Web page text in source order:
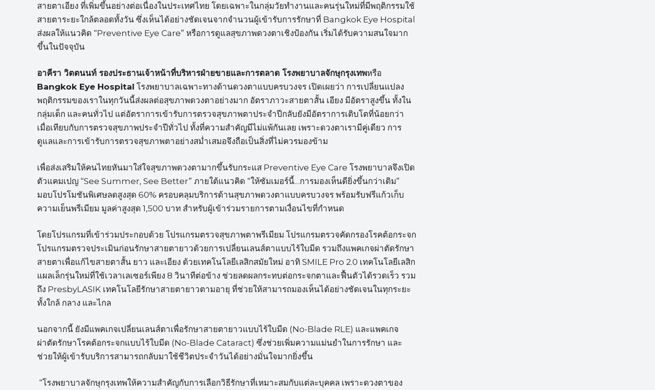
สายตาเอียง ที่เพิ่มขึ้นอย่างต่อเนื่องในประเทศไทย โดยเฉพาะในกลุ่มวัยทำงานและคนรุ่นใหม่ที่มีพฤติกรรมใช้
สายตาระยะใกล้ตลอดทั้งวัน ซึ่งเห็นได้อย่างชัดเจนจากจำนวนผู้เข้ารับการรักษาที่ Bangkok Eye Hospital
ส่งผลให้แนวคิด “Preventive Eye Care” หรือการดูแลสุขภาพดวงตาเชิงป้องกัน เริ่มได้รับความสนใจมาก
ขึ้นในปัจจุบัน
อาคีรา วิตตนนท์ รองประธานเจ้าหน้าที่บริหารฝ่ายขายและการตลาด โรงพยาบาลจักษุกรุงเทพหรือ
Bangkok Eye Hospital โรงพยาบาลเฉพาะทางด้านดวงตาแบบครบวงจร เปิดเผยว่า การเปลี่ยนแปลง
พฤติกรรมของเราในทุกวันนี้ส่งผลต่อสุขภาพดวงตาอย่างมาก อัตราภาวะสายตาสั้น เอียง มีอัตราสูงขึ้น ทั้งใน
กลุ่มเด็ก และคนทั่วไป แต่อัตราการเข้ารับการตรวจสุขภาพตาประจำปีกลับยังมีอัตราการเติบโตที่น้อยกว่า
เมื่อเทียบกับการตรวจสุขภาพประจำปีทั่วไป ทั้งที่ความสำคัญมีไม่แพ้กันเลย เพราะดวงตาเรามีคู่เดียว การ
ดูแลและการเข้ารับการตรวจสุขภาพตาอย่างสม่ำเสมอจึงถือเป็นสิ่งที่ไม่ควรมองข้าม
เพื่อส่งเสริมให้คนไทยหันมาใส่ใจสุขภาพดวงตามากขึ้นรับกระแส Preventive Eye Care โรงพยาบาลจึงเปิด
ตัวแคมเปญ “See Summer, See Better” ภายใต้แนวคิด “ให้ซัมเมอร์นี้…การมองเห็นดียิ่งขึ้นกว่าเดิม”
มอบโปรโมชันพิเศษลดสูงสุด 60% ครอบคลุมบริการด้านสุขภาพดวงตาแบบครบวงจร พร้อมรับฟรีแก้วเก็บ
ความเย็นพรีเมียม มูลค่าสูงสุด 1,500 บาท สำหรับผู้เข้าร่วมรายการตามเงื่อนไขที่กำหนด
โดยโปรแกรมที่เข้าร่วมประกอบด้วย โปรแกรมตรวจสุขภาพตาพรีเมียม โปรแกรมตรวจคัดกรองโรคต้อกระจก
โปรแกรมตรวจประเมินก่อนรักษาสายตายาวด้วยการเปลี่ยนเลนส์ตาแบบไร้ใบมีด รวมถึงแพคเกจผ่าตัดรักษา
สายตาเพื่อแก้ไขสายตาสั้น ยาว และเอียง ด้วยเทคโนโลยีเลสิกสมัยใหม่ อาทิ SMILE Pro 2.0 เทคโนโลยีเลสิก
แผลเล็กรุ่นใหม่ที่ใช้เวลาเลเซอร์เพียง 8 วินาทีต่อข้าง ช่วยลดผลกระทบต่อกระจกตาและฟื้นตัวได้รวดเร็ว รวม
ถึง PresbyLASIK เทคโนโลยีรักษาสายตายาวตามอายุ ที่ช่วยให้สามารถมองเห็นได้อย่างชัดเจนในทุกระยะ
ทั้งใกล้ กลาง และไกล
นอกจากนี้ ยังมีแพคเกจเปลี่ยนเลนส์ตาเพื่อรักษาสายตายาวแบบไร้ใบมีด (No-Blade RLE) และแพคเกจ
ผ่าตัดรักษาโรคต้อกระจกแบบไร้ใบมีด (No-Blade Cataract) ซึ่งช่วยเพิ่มความแม่นยำในการรักษา และ
ช่วยให้ผู้เข้ารับบริการสามารถกลับมาใช้ชีวิตประจำวันได้อย่างมั่นใจมากยิ่งขึ้น
“โรงพยาบาลจักษุกรุงเทพให้ความสำคัญกับการเลือกวิธีรักษาที่เหมาะสมกับแต่ละบุคคล เพราะดวงตาของ